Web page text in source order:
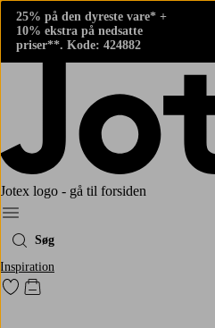
25% på den dyreste vare* +
10% ekstra på nedsatte
priser**. Kode: 424882
Jotex logo - gå til forsiden
Menu
Søg
Inspiration
Gå til favoritmarkerede produkter
Gå til indkøbskurven